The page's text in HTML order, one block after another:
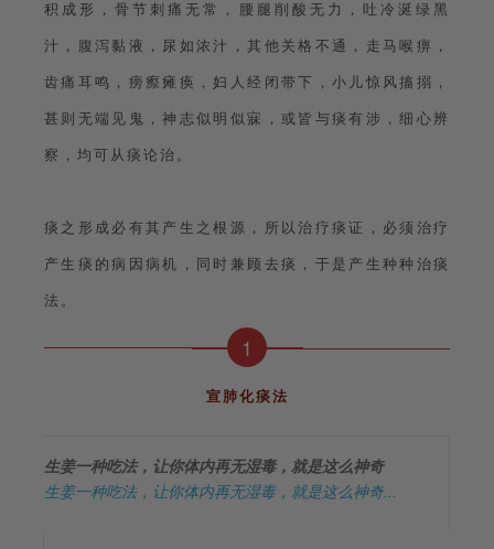
积成形，骨节刺痛无常，腰腿削酸无力，吐冷涎绿黑
汁，腹泻黏液，尿如浓汁，其他关格不通，走马喉痹，
齿痛耳鸣，痨瘵瘫痪，妇人经闭带下，小儿惊风搐搦，
甚则无端见鬼，神志似明似寐，或皆与痰有涉，细心辨
察，均可从痰论治。
痰之形成必有其产生之根源，所以治疗痰证，必须治疗
产生痰的病因病机，同时兼顾去痰，于是产生种种治痰
法。
1
宣肺化痰法
生姜一种吃法，让你体内再无湿毒，就是这么神奇
生姜一种吃法，让你体内再无湿毒，就是这么神奇...